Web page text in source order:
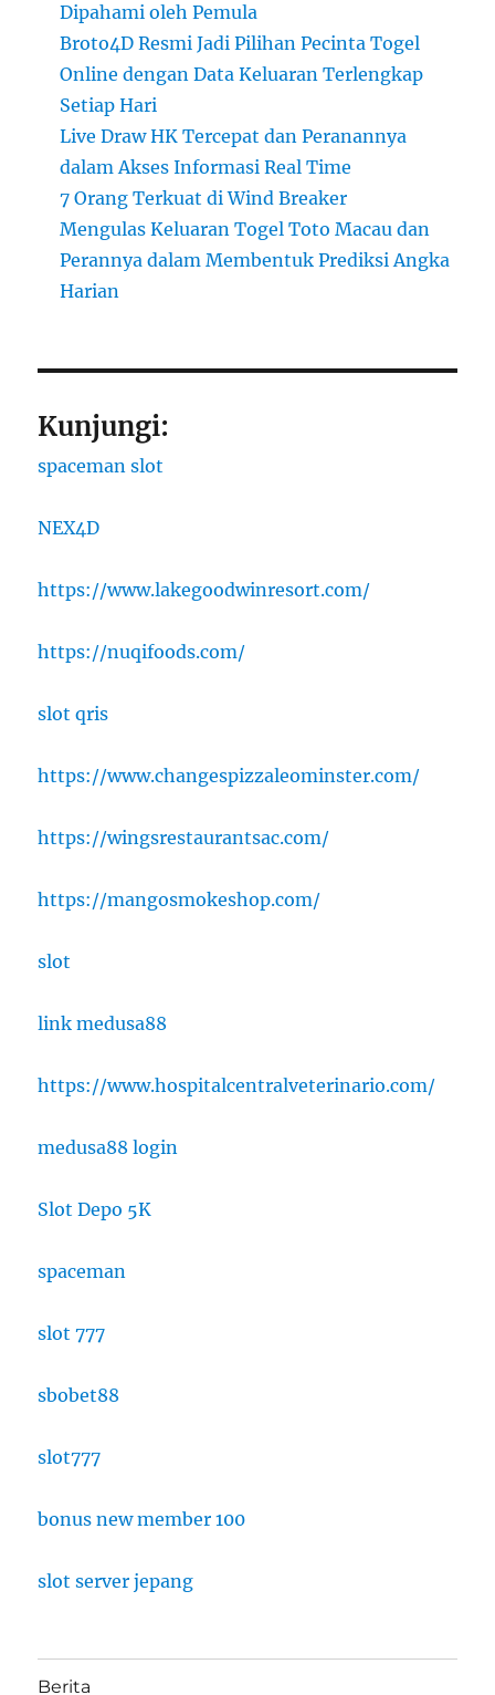
Dipahami oleh Pemula
Broto4D Resmi Jadi Pilihan Pecinta Togel
Online dengan Data Keluaran Terlengkap
Setiap Hari
Live Draw HK Tercepat dan Peranannya
dalam Akses Informasi Real Time
7 Orang Terkuat di Wind Breaker
Mengulas Keluaran Togel Toto Macau dan
Perannya dalam Membentuk Prediksi Angka
Harian
Kunjungi:
spaceman slot
NEX4D
https://www.lakegoodwinresort.com/
https://nuqifoods.com/
slot qris
https://www.changespizzaleominster.com/
https://wingsrestaurantsac.com/
https://mangosmokeshop.com/
slot
link medusa88
https://www.hospitalcentralveterinario.com/
medusa88 login
Slot Depo 5K
spaceman
slot 777
sbobet88
slot777
bonus new member 100
slot server jepang
Berita